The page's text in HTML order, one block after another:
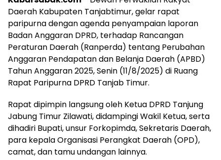
Daerah Kabupaten Tanjabtimur, gelar rapat
paripurna dengan agenda penyampaian laporan
Badan Anggaran DPRD, terhadap Rancangan
Peraturan Daerah (Ranperda) tentang Perubahan
Anggaran Pendapatan dan Belanja Daerah (APBD)
Tahun Anggaran 2025, Senin (11/8/2025) di Ruang
Rapat Paripurna DPRD Tanjab Timur.
Rapat dipimpin langsung oleh Ketua DPRD Tanjung
Jabung Timur Zilawati, didampingi Wakil Ketua, serta
dihadiri Bupati, unsur Forkopimda, Sekretaris Daerah,
para kepala Organisasi Perangkat Daerah (OPD),
camat, dan tamu undangan lainnya.